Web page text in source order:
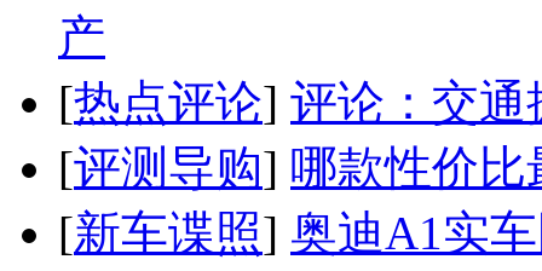
产
[热点评论] 评论：交通
[评测导购] 哪款性价比
[新车谍照] 奥迪A1实